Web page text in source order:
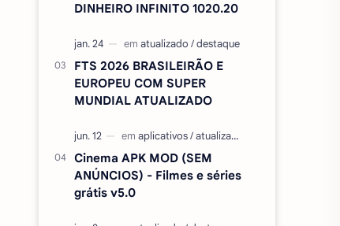
DINHEIRO INFINITO 1020.20
FTS 2026 BRASILEIRÃO E
EUROPEU COM SUPER
MUNDIAL ATUALIZADO
Cinema APK MOD (SEM
ANÚNCIOS) - Filmes e séries
grátis v5.0